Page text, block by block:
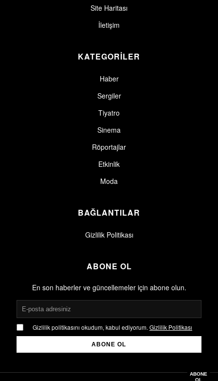
Site Haritası
İletişim
KATEGORİLER
Haber
Sergiler
Tiyatro
Sinema
Röportajlar
Etkinlik
Moda
BAĞLANTILAR
Gizlilik Politikası
ABONE OL
En son haberler ve güncellemeler için abone olun.
Gizlilik politikasını okudum, kabul ediyorum. Gizlilik Politikası
ABONE OL
ABONE
OL